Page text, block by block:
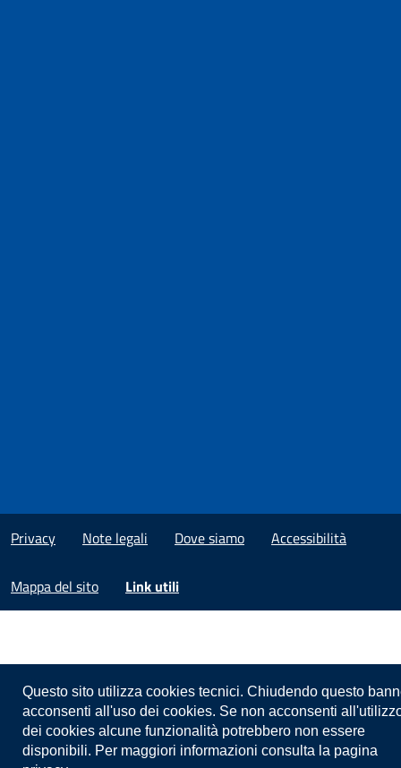
Privacy Note legali Dove siamo Accessibilità
Mappa del sito Link utili
Questo sito utilizza cookies tecnici. Chiudendo questo
acconsenti all'uso dei cookies. Se non acconsenti
dei cookies alcune funzionalità potrebbero non essere
disponibili. Per maggiori informazioni consulta la pagina